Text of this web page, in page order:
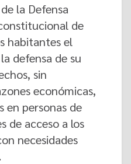
la Defensa
de
habitantes el
defensa de su
sin
económicas,
en personas de
de acceso a los
necesidades